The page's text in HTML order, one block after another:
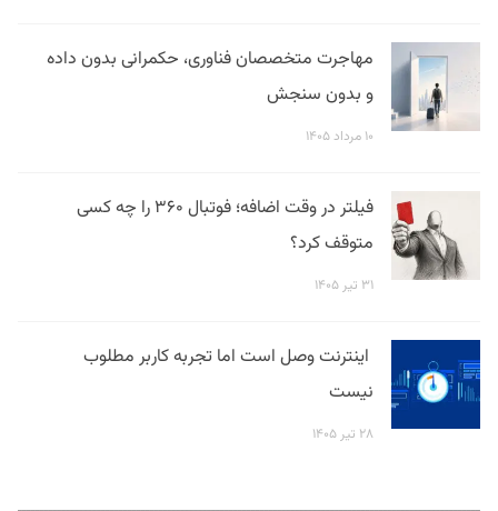
مهاجرت متخصصان فناوری، حکمرانی بدون داده
و بدون سنجش
۱۰ مرداد ۱۴۰۵
فیلتر در وقت اضافه؛ فوتبال ۳۶۰ را چه کسی
متوقف کرد؟
۳۱ تیر ۱۴۰۵
اینترنت وصل است اما تجربه کاربر مطلوب
نیست
۲۸ تیر ۱۴۰۵